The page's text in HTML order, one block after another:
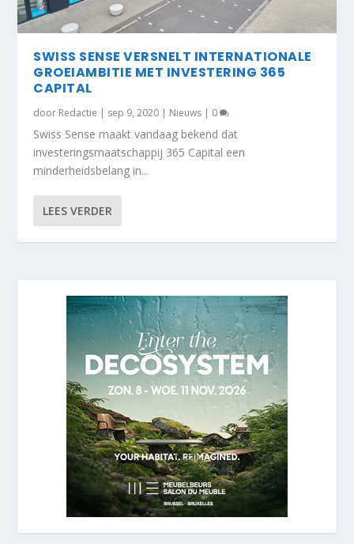
SWISS SENSE VERSNELT INTERNATIONALE
GROEIAMBITIE MET INVESTERING 365
CAPITAL
door Redactie | sep 9, 2020 | Nieuws | 0
Swiss Sense maakt vandaag bekend dat
investeringsmaatschappij 365 Capital een
minderheidsbelang in...
LEES VERDER